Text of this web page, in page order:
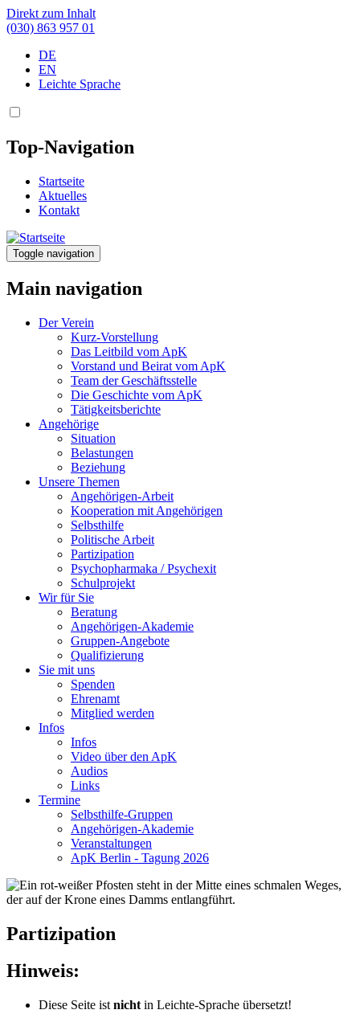
Direkt zum Inhalt
(030) 863 957 01
DE
EN
Leichte Sprache
Top-Navigation
Startseite
Aktuelles
Kontakt
Toggle navigation
Main navigation
Der Verein
Kurz-Vorstellung
Das Leitbild vom ApK
Vorstand und Beirat vom ApK
Team der Geschäftsstelle
Die Geschichte vom ApK
Tätigkeitsberichte
Angehörige
Situation
Belastungen
Beziehung
Unsere Themen
Angehörigen-Arbeit
Kooperation mit Angehörigen
Selbsthilfe
Politische Arbeit
Partizipation
Psychopharmaka / Psychexit
Schulprojekt
Wir für Sie
Beratung
Angehörigen-Akademie
Gruppen-Angebote
Qualifizierung
Sie mit uns
Spenden
Ehrenamt
Mitglied werden
Infos
Infos
Video über den ApK
Audios
Links
Termine
Selbsthilfe-Gruppen
Angehörigen-Akademie
Veranstaltungen
ApK Berlin - Tagung 2026
Partizipation
Hinweis:
Diese Seite ist nicht in Leichte-Sprache übersetzt!